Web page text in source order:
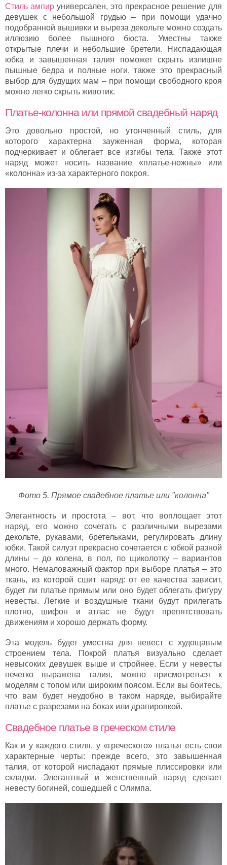
Стиль ампир универсален, это прекрасное решение для
девушек с небольшой грудью – при помощи удачно
подобранной вышивки и выреза декольте можно создать
иллюзию более пышного бюста. Уместны также
открытые плечи и небольшие бретели. Ниспадающая
юбка и завышенная талия поможет скрыть излишне
пышные бедра и полные ноги, также это прекрасный
выбор для будущих мам – при помощи свободного кроя
можно легко скрыть животик.
Платье-колонна или прямой свадебный наряд
Это довольно простой, но утонченный стиль, для
которого характерна зауженная форма, которая
подчеркивает и облегает все изгибы тела. Также этот
наряд может носить название «платье-ножны» или
«колонна» из-за характерного покроя.
Фото 5. Прямое свадебное платье или "колонна"
Элегантность и простота – вот, что воплощает этот
наряд, его можно сочетать с различными вырезами
декольте, рукавами, бретельками, регулировать длину
юбки. Такой силуэт прекрасно сочетается с юбкой разной
длины – до колена, в пол, по щиколотку – вариантов
много. Немаловажный фактор при выборе платья – это
ткань, из которой сшит наряд: от ее качества зависит,
будет ли платье прямым или оно будет облегать фигуру
невесты. Легкие и воздушные ткани будут прилегать
плотно, шифон и атлас не будут препятствовать
движениям и хорошо держать форму.
Эта модель будет уместна для невест с худощавым
строением тела. Покрой платья визуально сделает
невысоких девушек выше и стройнее. Если у невесты
нечетко выражена талия, можно присмотреться к
моделям с топом или широким поясом. Если вы боитесь,
что вам будет неудобно в таком наряде, выбирайте
платье с разрезами на боках или драпировкой.
Свадебное платье в греческом стиле
Как и у каждого стиля, у «греческого» платья есть свои
характерные черты: прежде всего, это завышенная
талия, от которой ниспадают прямые плиссировки или
складки. Элегантный и женственный наряд сделает
невесту богиней, сошедшей с Олимпа.